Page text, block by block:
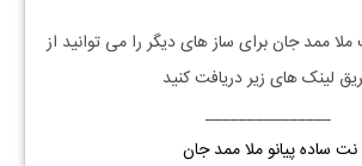
ملاممد جانبرای ساز های دیگر را می توانید از
لینک های زیر دریافت کنید
_______________
نت ساده پیانو ملا ممد جان